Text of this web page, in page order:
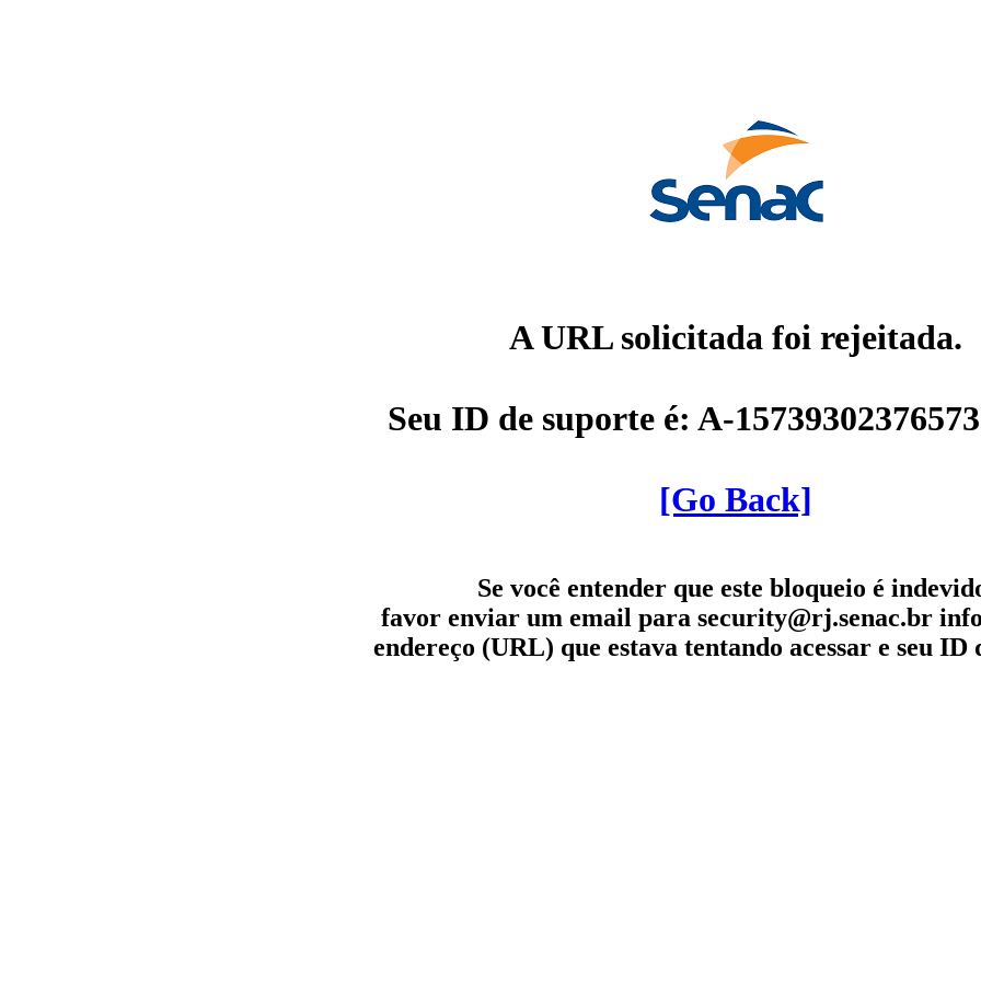
A URL solicitada foi rejeitada.
Seu ID de suporte é: A-
[Go Back]
Se você entender que este bloqueio é
favor enviar um email para security@rj.senac.br
endereço (URL) que estava tentando acessar e seu ID